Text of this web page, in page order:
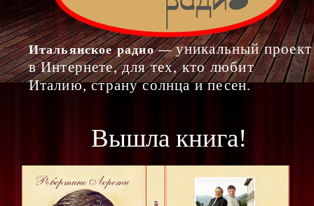
Итальянское радио — уникальный проект
в Интернете, для тех, кто любит
Италию, страну солнца и песен.
Вышла книга!